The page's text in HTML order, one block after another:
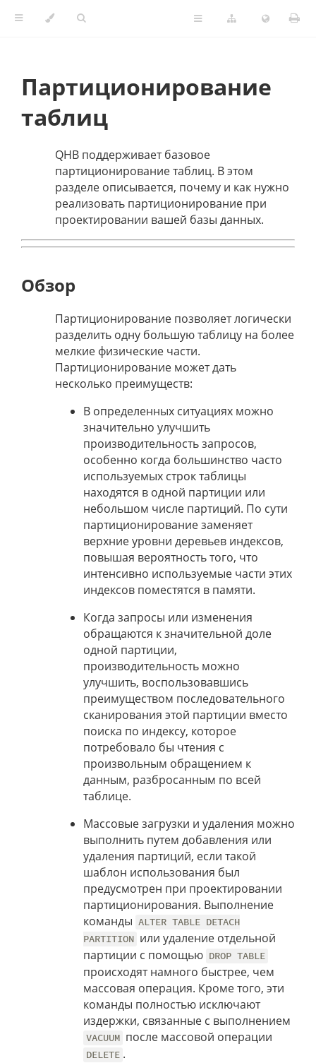
Партиционирование
таблиц
QHB поддерживает базовое
партиционирование таблиц. В этом
разделе описывается, почему и как нужно
реализовать партиционирование при
проектировании вашей базы данных.
Обзор
Партиционирование позволяет логически
разделить одну большую таблицу на более
мелкие физические части.
Партиционирование может дать
несколько преимуществ:
В определенных ситуациях можно
значительно улучшить
производительность запросов,
особенно когда большинство часто
используемых строк таблицы
находятся в одной партиции или
небольшом числе партиций. По сути
партиционирование заменяет
верхние уровни деревьев индексов,
повышая вероятность того, что
интенсивно используемые части этих
индексов поместятся в памяти.
Когда запросы или изменения
обращаются к значительной доле
одной партиции,
производительность можно
улучшить, воспользовавшись
преимуществом последовательного
сканирования этой партиции вместо
поиска по индексу, которое
потребовало бы чтения с
произвольным обращением к
данным, разбросанным по всей
таблице.
Массовые загрузки и удаления можно
выполнить путем добавления или
удаления партиций, если такой
шаблон использования был
предусмотрен при проектировании
партиционирования. Выполнение
команды ALTER TABLE DETACH
PARTITION или удаление отдельной
партиции с помощью DROP TABLE
происходят намного быстрее, чем
массовая операция. Кроме того, эти
команды полностью исключают
издержки, связанные с выполнением
VACUUM после массовой операции
DELETE .